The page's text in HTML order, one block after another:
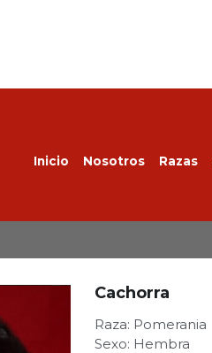
Inicio Nosotros Razas
Cachorra
Raza: Pomerania
Sexo: Hembra